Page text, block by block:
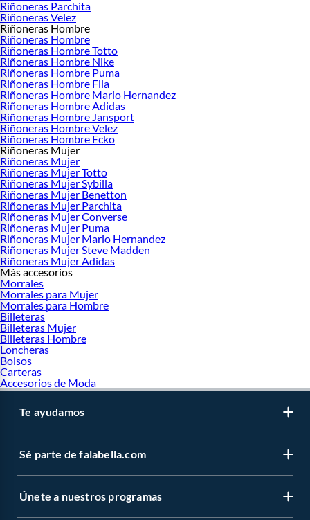
Riñoneras Parchita
Riñoneras Velez
Riñoneras Hombre
Riñoneras Hombre
Riñoneras Hombre Totto
Riñoneras Hombre Nike
Riñoneras Hombre Puma
Riñoneras Hombre Fila
Riñoneras Hombre Mario Hernandez
Riñoneras Hombre Adidas
Riñoneras Hombre Jansport
Riñoneras Hombre Velez
Riñoneras Hombre Ecko
Riñoneras Mujer
Riñoneras Mujer
Riñoneras Mujer Totto
Riñoneras Mujer Sybilla
Riñoneras Mujer Benetton
Riñoneras Mujer Parchita
Riñoneras Mujer Converse
Riñoneras Mujer Puma
Riñoneras Mujer Mario Hernandez
Riñoneras Mujer Steve Madden
Riñoneras Mujer Adidas
Más accesorios
Morrales
Morrales para Mujer
Morrales para Hombre
Billeteras
Billeteras Mujer
Billeteras Hombre
Loncheras
Bolsos
Carteras
Accesorios de Moda
Te ayudamos
Sé parte de falabella.com
Únete a nuestros programas